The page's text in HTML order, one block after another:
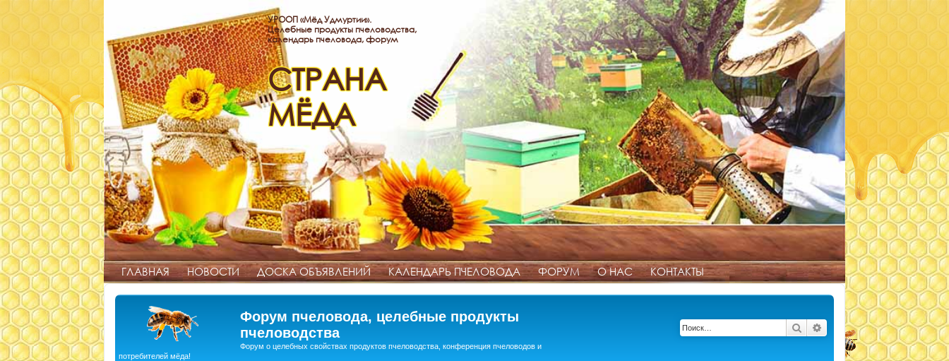
УРООП «Мёд Удмуртии».
Целебные продукты пчеловодства,
календарь пчеловода, форум
СТРАНА
МЁДА
ГЛАВНАЯ НОВОСТИ ДОСКА ОБЪЯВЛЕНИЙ КАЛЕНДАРЬ ПЧЕЛОВОДА ФОРУМ О НАС КОНТАКТЫ
Форум пчеловода, целебные продукты
пчеловодства
Форум о целебных свойствах продуктов пчеловодства, конференция пчеловодов и
потребителей мёда!
Поиск Расширенный поиск